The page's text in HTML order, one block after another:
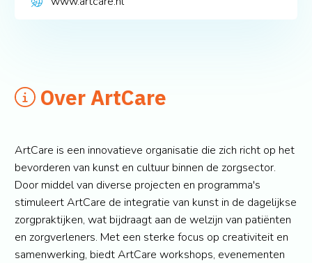
Over ArtCare
ArtCare is een innovatieve organisatie die zich richt op het
bevorderen van kunst en cultuur binnen de zorgsector.
Door middel van diverse projecten en programma's
stimuleert ArtCare de integratie van kunst in de dagelijkse
zorgpraktijken, wat bijdraagt aan de welzijn van patiënten
en zorgverleners. Met een sterke focus op creativiteit en
samenwerking, biedt ArtCare workshops, evenementen